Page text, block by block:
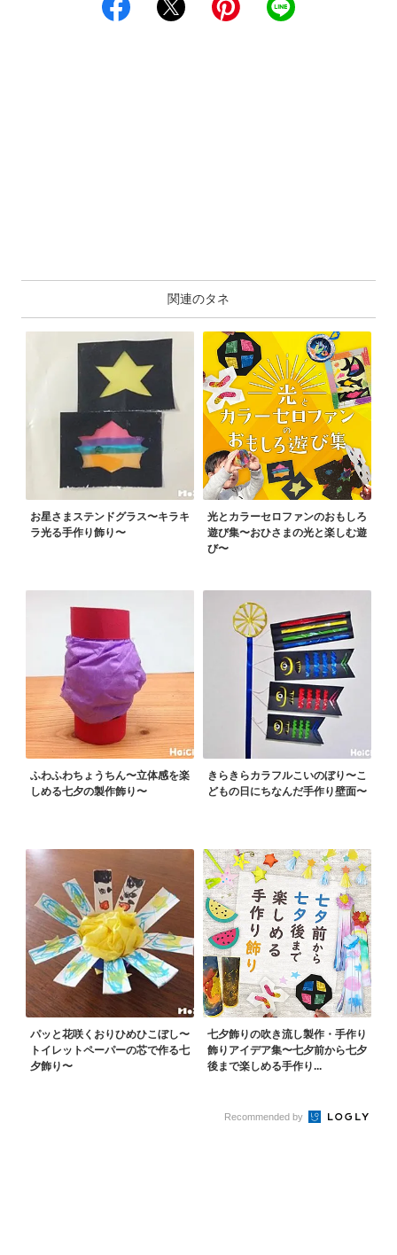
関連のタネ
お星さまステンドグラス〜キラキ
ラ光る手作り飾り〜
光とカラーセロファンのおもしろ
遊び集〜おひさまの光と楽しむ遊
び〜
ふわふわちょうちん〜立体感を楽
しめる七夕の製作飾り〜
きらきらカラフルこいのぼり〜こ
どもの日にちなんだ手作り壁面〜
パッと花咲くおりひめひこぼし〜
トイレットペーパーの芯で作る七
夕飾り〜
七夕飾りの吹き流し製作・手作り
飾りアイデア集〜七夕前から七夕
後まで楽しめる手作り...
Recommended by